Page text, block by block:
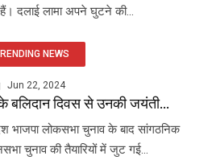
दलाई लामा अपने घुटने की...
NEWS
Jun 22, 2024
के बलिदान दिवस से उनकी जयंती...
भाजपा लोकसभा चुनाव के बाद सांगठनिक
चुनाव की तैयारियों में जुट गई...